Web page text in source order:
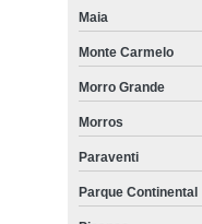
Maia
Monte Carmelo
Morro Grande
Morros
Paraventi
Parque Continental